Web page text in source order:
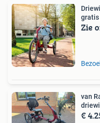
Zie
van
€